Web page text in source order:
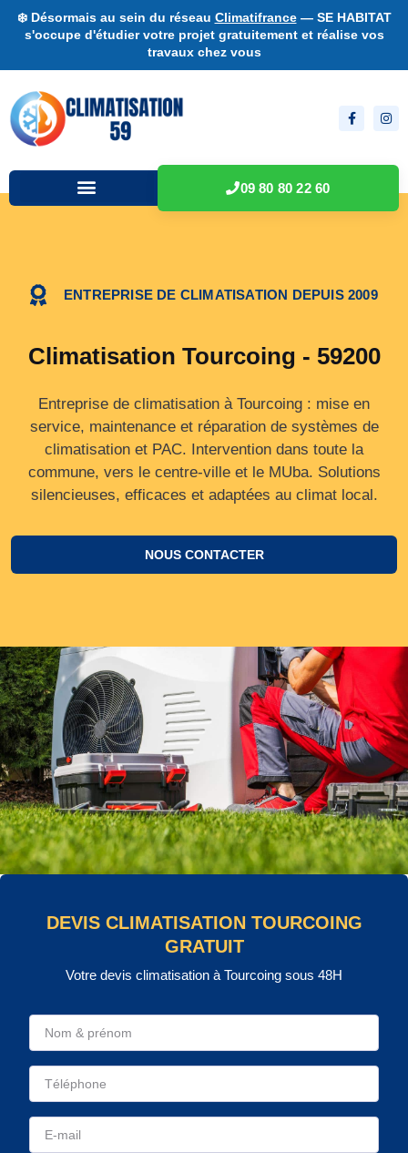
❄️ Désormais au sein du réseau Climatifrance— SE HABITAT
s'occupe d'étudier votre projet gratuitement et réalise vos
travaux chez vous
09 80 80 22 60
ENTREPRISE DE CLIMATISATION DEPUIS 2009
Climatisation Tourcoing - 59200
Entreprise de climatisation à Tourcoing : mise en
service, maintenance et réparation de systèmes de
climatisation et PAC. Intervention dans toute la
commune, vers le centre‑ville et le MUba. Solutions
silencieuses, efficaces et adaptées au climat local.
NOUS CONTACTER
DEVIS CLIMATISATION TOURCOING
GRATUIT
Votre devis climatisation à Tourcoing sous 48H